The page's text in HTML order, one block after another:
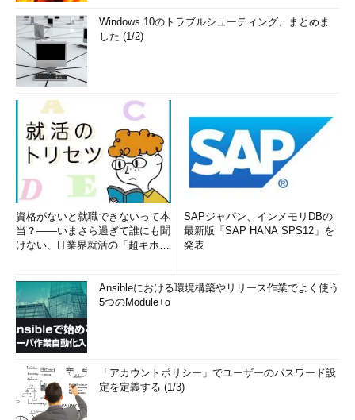
Windows 10のトラブルシューティング、まとめま
した (1/2)
資格がないと就職できないって本
当？――いまさら過ぎて誰にも聞
けない、IT業界就活の「超キホ
SAPジャパン、インメモリDBの
最新版「SAP HANA SPS12」を
発表
Ansibleにおける環境構築やリリース作業でよく使う
5つのModule+α
「アカウントポリシー」でユーザーのパスワード設
定を定義する (1/3)